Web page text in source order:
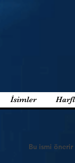
İsimler
Bu ismi önerir